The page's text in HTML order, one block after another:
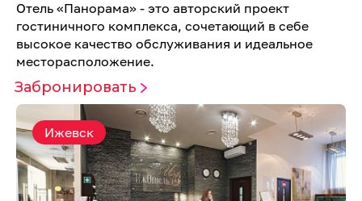
Отель «Панорама» - это авторский проект
гостиничного комплекса, сочетающий в себе
высокое качество обслуживания и идеальное
месторасположение.
Забронировать
Ижевск